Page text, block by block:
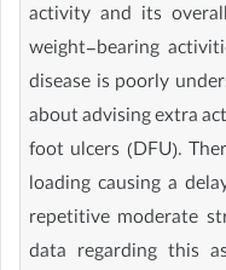
activity and its
weight-bearing
disease is poorly
about advising extra
foot ulcers (DFU).
loading causing a
repetitive moderate
data regarding this